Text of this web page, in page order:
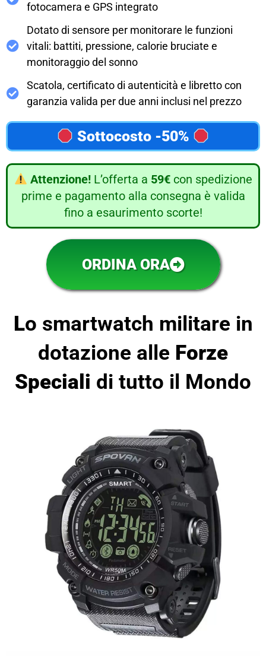
fotocamera e GPS integrato
Dotato di sensore per monitorare le funzioni
vitali: battiti, pressione, calorie bruciate e
monitoraggio del sonno
Scatola, certificato di autenticità e libretto con
garanzia valida per due anni inclusi nel prezzo
Sottocosto -50%
Attenzione!L’offerta a 59€con spedizione
prime e pagamento alla consegna è valida
fino a esaurimento scorte!
ORDINA ORA
Lo smartwatch militare in
dotazione alle Forze
Speciali di tutto il Mondo